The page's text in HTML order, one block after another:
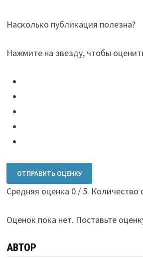
Насколько публикация полезна?
Нажмите на звезду, чтобы
ОТПРАВИТЬ ОЦЕНКУ
Средняя оценка 0/ 5. Количество
Оценок пока нет. Поставьте
АВТОР